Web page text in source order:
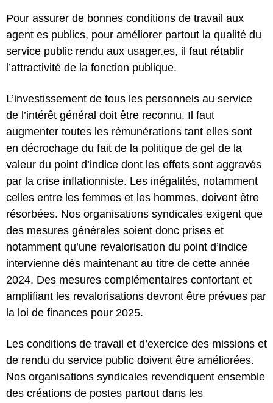
Pour assurer de bonnes conditions de travail aux
agent es publics, pour améliorer partout la qualité du
service public rendu aux usager.es, il faut rétablir
l’attractivité de la fonction publique.
L’investissement de tous les personnels au service
de l’intérêt général doit être reconnu. Il faut
augmenter toutes les rémunérations tant elles sont
en décrochage du fait de la politique de gel de la
valeur du point d’indice dont les effets sont aggravés
par la crise inflationniste. Les inégalités, notamment
celles entre les femmes et les hommes, doivent être
résorbées. Nos organisations syndicales exigent que
des mesures générales soient donc prises et
notamment qu’une revalorisation du point d’indice
intervienne dès maintenant au titre de cette année
2024. Des mesures complémentaires confortant et
amplifiant les revalorisations devront être prévues par
la loi de finances pour 2025.
Les conditions de travail et d’exercice des missions et
de rendu du service public doivent être améliorées.
Nos organisations syndicales revendiquent ensemble
des créations de postes partout dans les